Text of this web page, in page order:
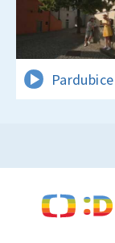
Pardubice